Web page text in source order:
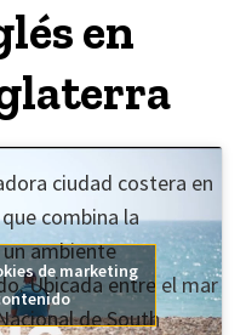
en
ciudad costera en
combina la
ambiente
Ubicada entre el mar
de South
de marketing